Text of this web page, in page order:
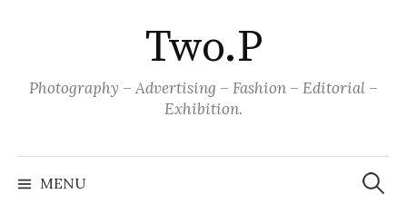
Two.P
Photography – Advertising – Fashion – Editorial –
Exhibition.
MENU